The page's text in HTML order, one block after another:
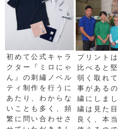
初めて公式キャラ
クター『ミロにゃ
ん』の刺繡ノベル
ティ制作を行うに
あたり、わからな
いことも多く、頻
繁に問い合わせさ
プリント
比べると
弱く取れ
事がある
繍にしま
繍は見た
良く、本